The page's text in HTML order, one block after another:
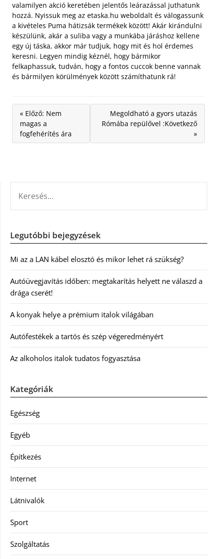
valamilyen akció keretében jelentős leárazással juthatunk
hozzá. Nyissuk meg az etaska.hu weboldalt és válogassunk
a kivételes Puma hátizsák termékek között! Akár kirándulni
készülünk, akár a suliba vagy a munkába járáshoz kellene
egy új táska, akkor már tudjuk, hogy mit és hol érdemes
keresni. Legyen mindig kéznél, hogy bármikor
felkaphassuk, tudván, hogy a fontos cuccok benne vannak
és bármilyen körülmények között számíthatunk rá!
« Előző: Nem
magas a
fogfehérítés ára
Megoldható a gyors utazás
Rómába repülővel :Következő
»
Legutóbbi bejegyzések
Mi az a LAN kábel elosztó és mikor lehet rá szükség?
Autóüvegjavítás időben: megtakarítás helyett ne válaszd a
drága cserét!
A konyak helye a prémium italok világában
Autófestékek a tartós és szép végeredményért
Az alkoholos italok tudatos fogyasztása
Kategóriák
Egészség
Egyéb
Építkezés
Internet
Látnivalók
Sport
Szolgáltatás